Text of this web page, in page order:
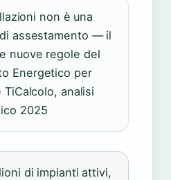
non è una
assestamento — il
nuove regole del
Energetico per
analisi
2025
di impianti attivi,